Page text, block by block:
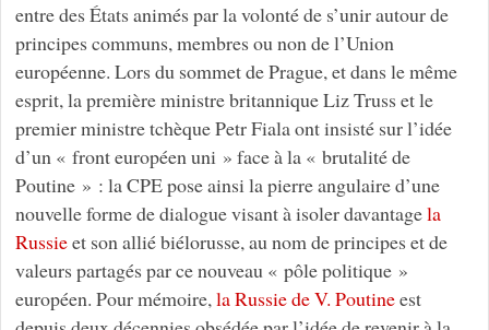
entre des États animés par la volonté de s’unir autour de
principes communs, membres ou non de l’Union
européenne. Lors du sommet de Prague, et dans le même
esprit, la première ministre britannique Liz Truss et le
premier ministre tchèque Petr Fiala ont insisté sur l’idée
d’un « front européen uni » face à la « brutalité de
Poutine » : la CPE pose ainsi la pierre angulaire d’une
nouvelle forme de dialogue visant à isoler davantagela
Russieet son allié biélorusse, au nom de principes et de
valeurs partagés par ce nouveau « pôle politique »
européen. Pour mémoire,la Russie de V. Poutineest